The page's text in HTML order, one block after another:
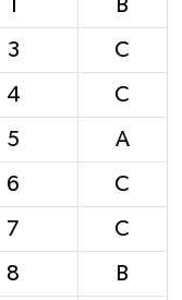
1 B
3 C
4 C
5 A
6 C
7 C
8 B